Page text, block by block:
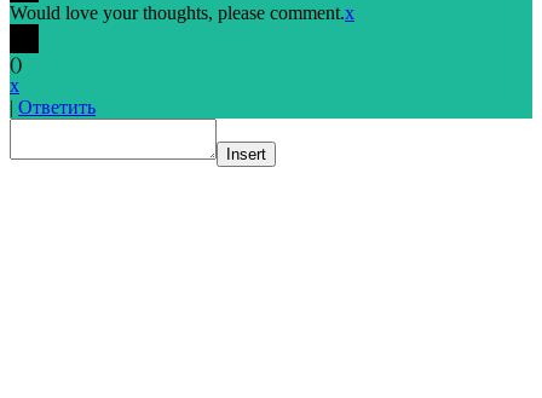
Would love your thoughts, please comment.x
()
x
| Ответить
Insert